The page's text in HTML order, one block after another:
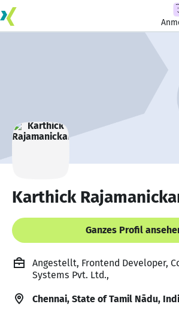
Karthick
Ganzes Profil
Angestellt, Frontend Developer,
Systems Pvt. Ltd.,
Chennai, State of Tamil Nādu,